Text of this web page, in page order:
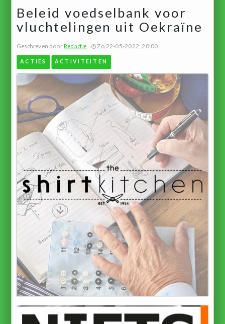
Beleid voedselbank voor
vluchtelingen uit Oekraïne
Geschreven doorRedactie Zo 22-05-2022, 20:00
ACTIES ACTIVITEITEN